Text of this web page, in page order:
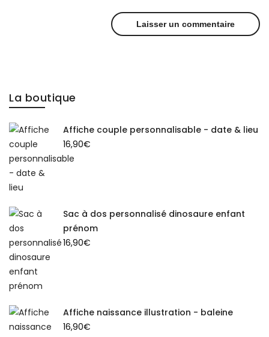
La boutique
Affiche couple personnalisable - date & lieu
16,90€
Sac à dos personnalisé dinosaure enfant
prénom
16,90€
Affiche naissance illustration - baleine
16,90€